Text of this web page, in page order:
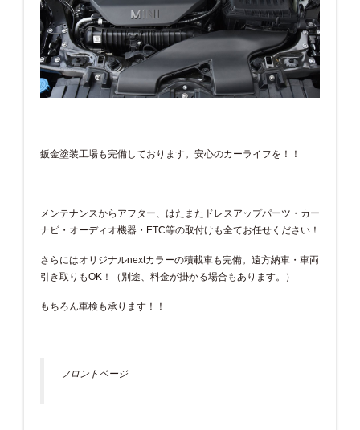
鈑金塗装工場も完備しております。安心のカーライフを！！
メンテナンスからアフター、はたまたドレスアップパーツ・カー
ナビ・オーディオ機器・ETC等の取付けも全てお任せください！
さらにはオリジナルnextカラーの積載車も完備。遠方納車・車両
引き取りもOK！（別途、料金が掛かる場合もあります。）
もちろん車検も承ります！！
フロントページ